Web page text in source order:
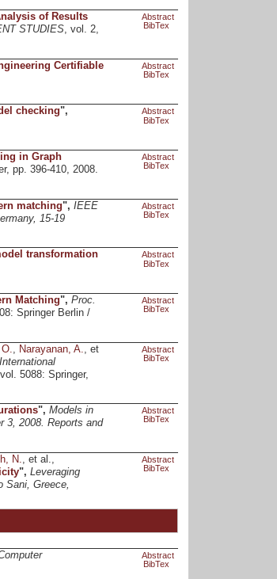
of Results
STUDIES, vol. 2,
Abstract
BibTex
Certifiable
Abstract
BibTex
checking",
Abstract
BibTex
in Graph
pp. 396-410, 2008.
Abstract
BibTex
matching", IEEE
15-19
Abstract
BibTex
transformation
Abstract
BibTex
Matching", Proc.
Springer Berlin /
Abstract
BibTex
Narayanan, A.
, et
5088: Springer,
Abstract
BibTex
", Models in
3, 2008. Reports and
Abstract
BibTex
N.
, et al.,
", Leveraging
Sani, Greece,
Abstract
BibTex
Abstract
BibTex